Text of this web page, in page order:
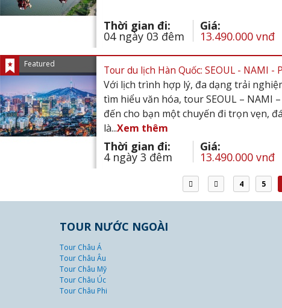
Thời gian đi:
04 ngày 03 đêm
Giá:
13.490.000 vnđ
Featured
Tour du lịch Hàn Quốc: SEOUL - NAMI -
Với lịch trình hợp lý, đa dạng trải
tìm hiểu văn hóa, tour SEOUL – NAMI
đến cho bạn một chuyến đi trọn vẹn,
là...Xem thêm
Thời gian đi:
4 ngày 3 đêm
Giá:
13.490.000 vnđ
4 5
TOUR NƯỚC NGOÀI
Tour Châu Á
Tour Châu Âu
Tour Châu Mỹ
Tour Châu Úc
Tour Châu Phi